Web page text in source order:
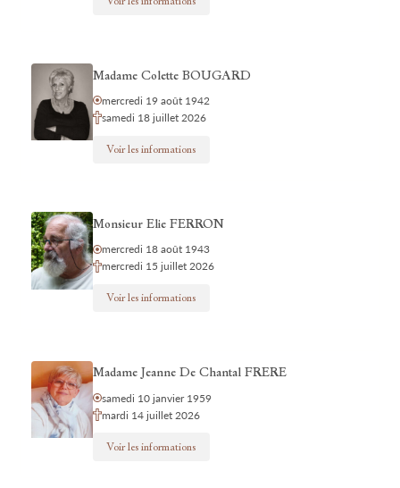
Madame Colette BOUGARD
mercredi 19 août 1942
samedi 18 juillet 2026
Voir les informations
Monsieur Elie FERRON
mercredi 18 août 1943
mercredi 15 juillet 2026
Voir les informations
Madame Jeanne De Chantal FRERE
samedi 10 janvier 1959
mardi 14 juillet 2026
Voir les informations